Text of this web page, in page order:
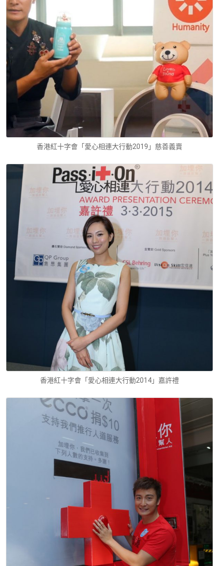
香港紅十字會「愛心相連大行動2019」慈善義賣
香港紅十字會「愛心相連大行動2014」嘉許禮